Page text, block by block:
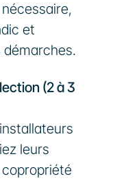
et
(2 à 3
leurs